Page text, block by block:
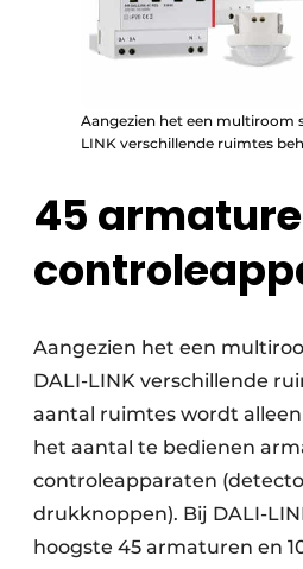
Aangezien het een multiroom
LINK verschillende ruimtes
45
Aangezien het een
DALI-LINK verschillende
aantal ruimtes wordt
het aantal te bedienen
controleapparaten
drukknoppen). Bij DALI-
hoogste 45 armaturen en